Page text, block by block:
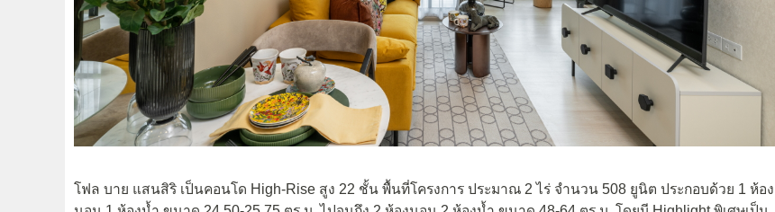
โฟล บาย แสนสิริ เป็นคอนโด High-Rise สูง 22 ชั้น พื้นที่โครงการ ประมาณ 2 ไร่ จำนวน 508 ยูนิต ประกอบด้วย 1 ห้อง